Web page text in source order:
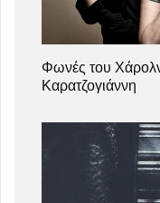
Φωνές του
Καρατζογιάννη